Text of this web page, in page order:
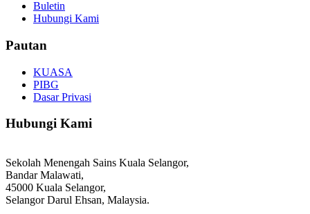
Buletin
Hubungi Kami
Pautan
KUASA
PIBG
Dasar Privasi
Hubungi Kami
Sekolah Menengah Sains Kuala Selangor,
Bandar Malawati,
45000 Kuala Selangor,
Selangor Darul Ehsan, Malaysia.